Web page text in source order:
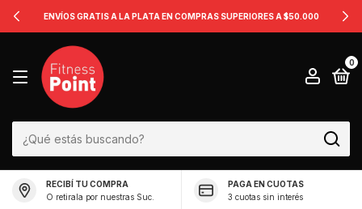
ENVÍOS GRATIS A LA PLATA EN COMPRAS SUPERIORES A $50.000
0
RECIBÍ TU COMPRA
O retirala por nuestras Suc.
PAGA EN CUOTAS
3 cuotas sin interés